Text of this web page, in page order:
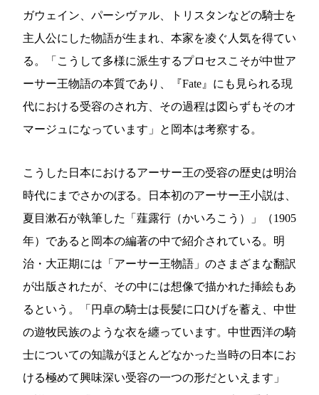
ガウェイン、パーシヴァル、トリスタンなどの騎士を
主人公にした物語が生まれ、本家を凌ぐ人気を得てい
る。「こうして多様に派生するプロセスこそが中世ア
ーサー王物語の本質であり、『Fate』にも見られる現
代における受容のされ方、その過程は図らずもそのオ
マージュになっています」と岡本は考察する。
こうした日本におけるアーサー王の受容の歴史は明治
時代にまでさかのぼる。日本初のアーサー王小説は、
夏目漱石が執筆した「薤露行（かいろこう）」（1905
年）であると岡本の編著の中で紹介されている。明
治・大正期には「アーサー王物語」のさまざまな翻訳
が出版されたが、その中には想像で描かれた挿絵もあ
るという。「円卓の騎士は長髪に口ひげを蓄え、中世
の遊牧民族のような衣を纏っています。中世西洋の騎
士についての知識がほとんどなかった当時の日本にお
ける極めて興味深い受容の一つの形だといえます」